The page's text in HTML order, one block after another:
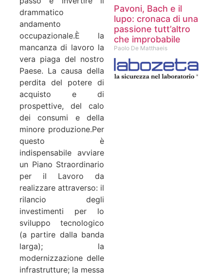
drammatico
andamento
occupazionale.È la
mancanza di lavoro la
vera piaga del nostro
Paese. La causa della
perdita del potere di
acquisto e di
prospettive, del calo
dei consumi e della
minore produzione.Per
questo è
indispensabile avviare
un Piano Straordinario
per il Lavoro da
realizzare attraverso: il
rilancio degli
investimenti per lo
sviluppo tecnologico
(a partire dalla banda
larga); la
modernizzazione delle
infrastrutture; la messa
Pavoni, Bach e il
lupo: cronaca di una
passione tutt’altro
che improbabile
Paolo De Matthaeis